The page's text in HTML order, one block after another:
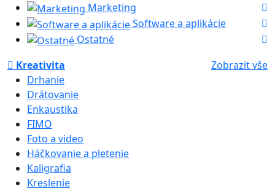
Marketing
Software a aplikácie
Ostatné
Kreativita
Zobrazit vše
Drhanie
Drátovanie
Enkaustika
FIMO
Foto a video
Háčkovanie a pletenie
Kaligrafia
Kreslenie